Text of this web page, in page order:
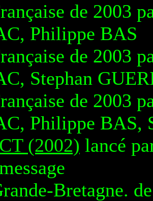
de 2003
Philippe BAS
de 2003
Stephan
de 2003
Philippe BAS,
(2002) lancé
Bretagne.